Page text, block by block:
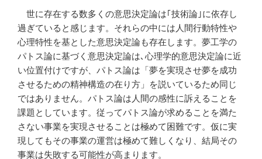
世に存在する数多くの意思決定論は｢技術論｣に依存し
過ぎていると感じます。それらの中には人間行動特性や
心理特性を基とした意思決定論も存在します。夢工学の
パトス論に基づく意思決定論は､心理学的意思決定論に近
い位置付けですが、パトス論は「夢を実現させ夢を成功
させるための精神構造の在り方」を説いているため同じ
ではありません。パトス論は人間の感性に訴えることを
課題としています。従ってパトス論が求めることを満た
さない事業を実現させることは極めて困難です。仮に実
現してもその事業の運営は極めて難しくなり、結局その
事業は失敗する可能性が高まります。